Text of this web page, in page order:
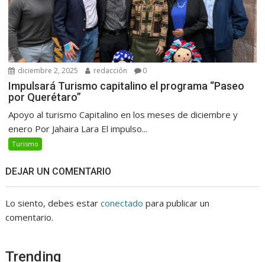
diciembre 2, 2025 redacción 0
Impulsará Turismo capitalino el programa “Paseo
por Querétaro”
Apoyo al turismo Capitalino en los meses de diciembre y
enero Por Jahaira Lara El impulso...
Turismo
DEJAR UN COMENTARIO
Lo siento, debes estarconectado para publicar un
comentario.
Trending